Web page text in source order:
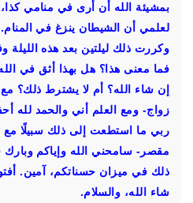
بمشيئة الله أن أرى في منامي
لعلمي أن الشيطان ينزغ في
وكررت ذلك ليلتين بعد هذه
فما معنى هذا؟ هل بهذا أثق في
إن شاء الله؟ أم لا يشترط ذلك؟ مع
زواج- ومع العلم أني والحمد لله
ربي ما استطعت إلى ذلك سبيلًا
مقصر- سامحني الله وإياكم
ذلك في ميزان حسناتكم، آمين.
شاء الله، والسلام.